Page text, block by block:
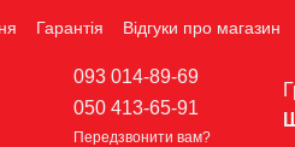
Гарантія Відгуки про магазин
093 014-89-69
050 413-65-91
Передзвонити вам?